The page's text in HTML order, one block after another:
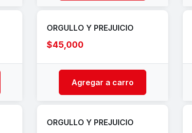
ORGULLO Y PREJUICIO
$45,000
Agregar a carro
ORGULLO Y PREJUICIO